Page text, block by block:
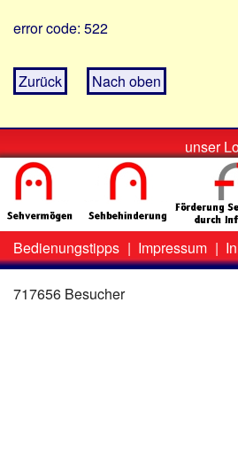
error code: 522
Zurück Nach oben
unser
Zweit-
Menü
Bedienungstipps | Impressum |
717656 Besucher